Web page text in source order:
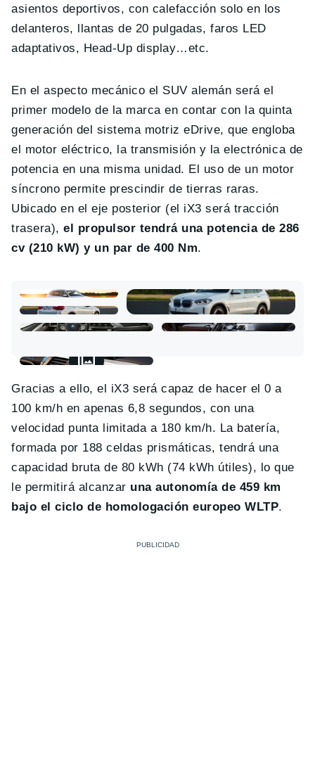
asientos deportivos, con calefacción solo en los
delanteros, llantas de 20 pulgadas, faros LED
adaptativos, Head-Up display…etc.
En el aspecto mecánico el SUV alemán será el
primer modelo de la marca en contar con la quinta
generación del sistema motriz eDrive, que engloba
el motor eléctrico, la transmisión y la electrónica de
potencia en una misma unidad. El uso de un motor
síncrono permite prescindir de tierras raras.
Ubicado en el eje posterior (el iX3 será tracción
trasera),el propulsor tendrá una potencia de 286
cv (210 kW) y un par de 400 Nm.
Gracias a ello, el iX3 será capaz de hacer el 0 a
100 km/h en apenas 6,8 segundos, con una
velocidad punta limitada a 180 km/h. La batería,
formada por 188 celdas prismáticas, tendrá una
capacidad bruta de 80 kWh (74 kWh útiles), lo que
le permitirá alcanzar una autonomía de 459 km
bajo el ciclo de homologación europeo WLTP.